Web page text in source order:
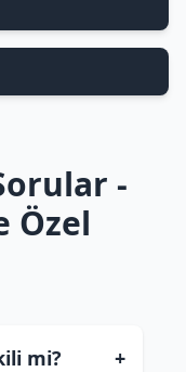
-
Özel
mi? +